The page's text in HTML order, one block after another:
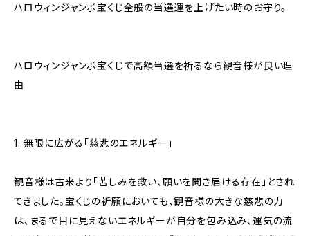
ハロウィンジャンボ宝くじ全般の当選運を上げたい時のお守り。
ハロウィンジャンボ宝くじで高額当選を祈るなら観音様が良い理
由
1. 無限に広がる「慈悲のエネルギー」
観音様は古来より「苦しみを救い、願いを聞き届ける存在」とされ
てきました。宝くじの祈願においても、観音様の大きな慈悲の力
は、まるで目に見えないエネルギーが自分を包み込み、運気の流